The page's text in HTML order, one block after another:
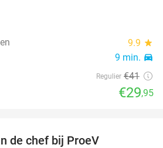
9.9 star
9 min. directions_car
Regulier €41
€29,95
de chef bij ProeV